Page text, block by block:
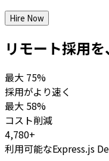
Hire Now
リモート採用
最大 75%
採用がより速く
最大 58%
コスト削減
4,780+
利用可能なExpress.js